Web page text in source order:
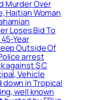
Murder Over
Haitian Woman
Loses Bid To
Year
Outside Of
arrest
against S C
Vehicle
in Tropical
well known